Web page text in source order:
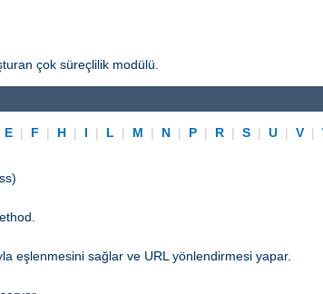
çok süreçlilik modülü.
E | F | H | I | L | M | N | P | R | S | U | V |
eşlenmesini sağlar ve URL yönlendirmesi yapar.